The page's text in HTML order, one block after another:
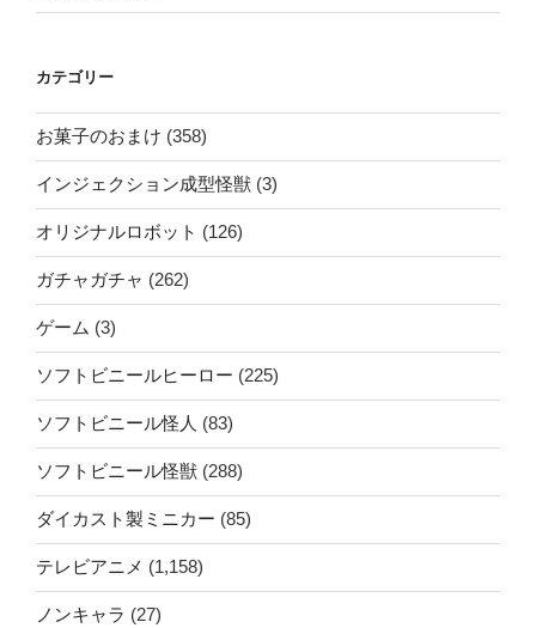
カテゴリー
お菓子のおまけ (358)
インジェクション成型怪獣 (3)
オリジナルロボット (126)
ガチャガチャ (262)
ゲーム (3)
ソフトビニールヒーロー (225)
ソフトビニール怪人 (83)
ソフトビニール怪獣 (288)
ダイカスト製ミニカー (85)
テレビアニメ (1,158)
ノンキャラ (27)